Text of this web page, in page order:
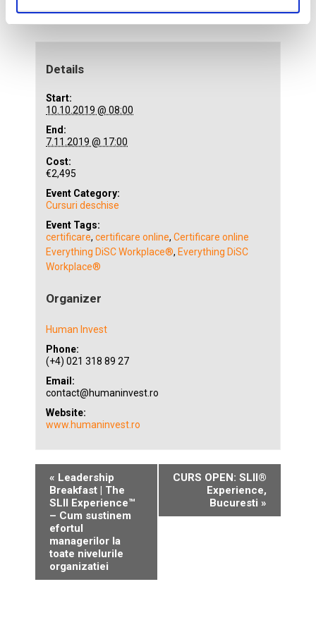
+ GOOGLE CALENDAR + ICAL EXPORT
Details
Start:
10.10.2019 @ 08:00
End:
7.11.2019 @ 17:00
Cost:
€2,495
Event Category:
Cursuri deschise
Event Tags:
certificare,certificare online,Certificare online
Everything DiSC Workplace®, Everything DiSC
Workplace®
Organizer
Human Invest
Phone:
(+4) 021 318 89 27
Email:
contact@humaninvest.ro
Website:
www.humaninvest.ro
« Leadership
Breakfast | The
SLII Experience™
– Cum sustinem
efortul
managerilor la
toate nivelurile
organizatiei
CURS OPEN: SLII®
Experience,
Bucuresti »